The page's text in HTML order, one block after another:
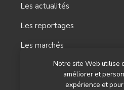
Notre site Web utilise
améliorer et
expérience et
Les actualités
Les reportages
Les marchés